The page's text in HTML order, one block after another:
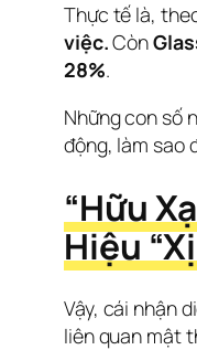
Thực tế là,
việc. Còn
28%.
Những con số
động, làm sao
“Hữu
Hiệu
Vậy, cái nhận
liên quan mật